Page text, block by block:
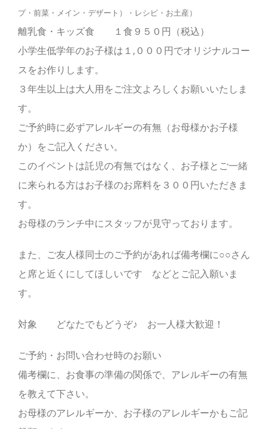
プ・前菜・メイン・デザート）・レシピ・お土産）
離乳食・キッズ食 １食９５０円（税込）
小学生低学年のお子様は１,０００円でオリジナルコー
スをお作りします。
３年生以上は大人用をご注文よろしくお願いいたしま
す。
ご予約時に必ずアレルギーの有無（お母様かお子様
か）をご記入ください。
このイベントは託児の有無ではなく、お子様とご一緒
に来られる方はお子様のお席料を３００円いただきま
す。
お母様のランチ中にスタッフが見守っております。
また、ご友人様同士のご予約があれば備考欄に○○さん
と席と近くにしてほしいです などとご記入願いま
す。
対象 どなたでもどうぞ♪ お一人様大歓迎！
ご予約・お問い合わせ時のお願い
備考欄に、お食事の準備の関係で、アレルギーの有無
を教えて下さい。
お母様のアレルギーか、お子様のアレルギーかもご記